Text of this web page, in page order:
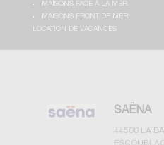
MAISONS FACE À LA MER
MAISONS FRONT DE MER
LOCATION DE VACANCES
SAËNA
44500 LA